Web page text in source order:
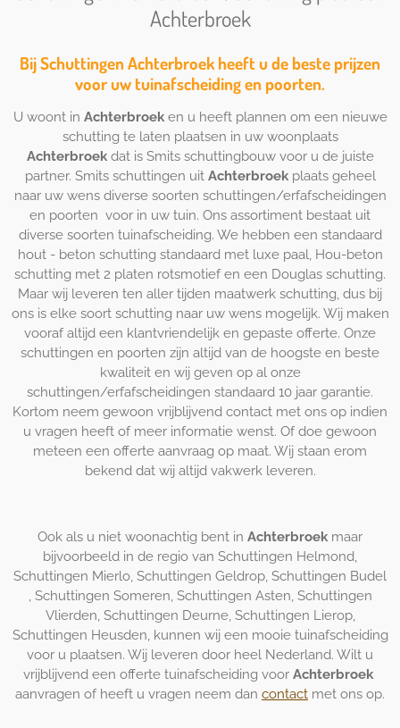
Achterbroek
Bij Schuttingen Achterbroek heeft u de beste prijzen
voor uw tuinafscheiding en poorten.
U woont in Achterbroeken u heeft plannen om een nieuwe
schutting te laten plaatsen in uw woonplaats
Achterbroekdat is Smits schuttingbouw voor u de juiste
partner. Smits schuttingen uit Achterbroekplaats geheel
naar uw wens diverse soorten schuttingen/erfafscheidingen
en poorten voor in uw tuin. Ons assortiment bestaat uit
diverse soorten tuinafscheiding. We hebben een standaard
hout - beton schutting standaard met luxe paal, Hou-beton
schutting met 2 platen rotsmotief en een Douglas schutting.
Maar wij leveren ten aller tijden maatwerk schutting, dus bij
ons is elke soort schutting naar uw wens mogelijk. Wij maken
vooraf altijd een klantvriendelijk en gepaste offerte. Onze
schuttingen en poorten zijn altijd van de hoogste en beste
kwaliteit en wij geven op al onze
schuttingen/erfafscheidingen standaard 10 jaar garantie.
Kortom neem gewoon vrijblijvend contact met ons op indien
u vragen heeft of meer informatie wenst. Of doe gewoon
meteen een offerte aanvraag op maat. Wij staan erom
bekend dat wij altijd vakwerk leveren.
Ook als u niet woonachtig bent in Achterbroek maar
bijvoorbeeld in de regio van Schuttingen Helmond,
Schuttingen Mierlo, Schuttingen Geldrop, Schuttingen Budel
, Schuttingen Someren, Schuttingen Asten, Schuttingen
Vlierden, Schuttingen Deurne, Schuttingen Lierop,
Schuttingen Heusden, kunnen wij een mooie tuinafscheiding
voor u plaatsen. Wij leveren door heel Nederland. Wilt u
vrijblijvend een offerte tuinafscheiding voor Achterbroek
aanvragen of heeft u vragen neem dan contact met ons op.